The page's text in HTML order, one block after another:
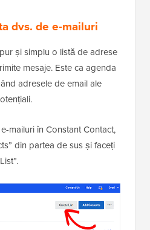
dvs. de e-mailuri
și simplu o listă de adrese
mesaje. Este ca agenda
adresele de email ale
mailuri în Constant Contact,
din partea de sus și faceți